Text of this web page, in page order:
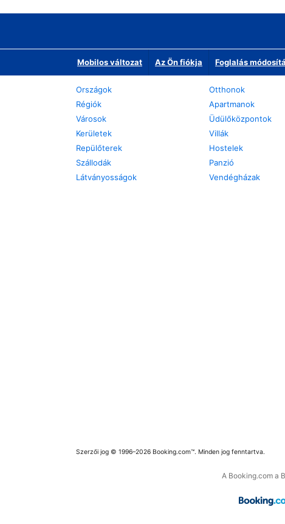
Mobilos változat Az Ön fiókja Foglalás
Országok
Régiók
Városok
Kerületek
Repülőterek
Szállodák
Látványosságok
Otthonok
Apartmanok
Üdülőközpontok
Villák
Hostelek
Panzió
Vendégházak
Szerzői jog © 1996–2026 Booking.com™. Minden jog fenntartva.
A Booking.com a